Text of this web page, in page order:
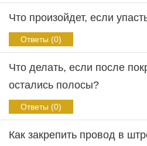
Что произойдет, если
Ответы (0)
Что делать, если после
остались полосы?
Ответы (0)
Как закрепить провод в